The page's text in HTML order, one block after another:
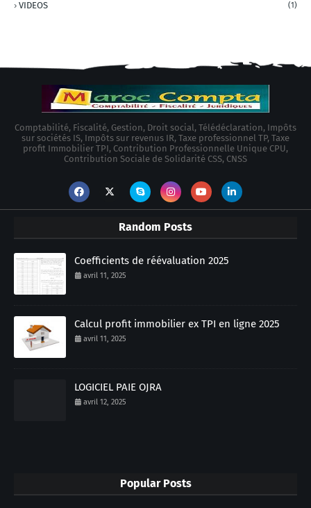
VIDEOS (1)
Comptabilité, Fiscalité, Gestion, Droit social, Télédéclaration, Impôts
sur sociétés IS, Impôts sur revenus IR, Taxe professionnel TP, Taxe
profit Immobilier TPI, Contribution Professionnelle Unique CPU,
Contribution Sociale de Solidarité CSS, CNSS
Random Posts
Coefficients de réévaluation 2025
avril 11, 2025
Calcul profit immobilier ex TPI en ligne 2025
avril 11, 2025
LOGICIEL PAIE OJRA
avril 12, 2025
Popular Posts